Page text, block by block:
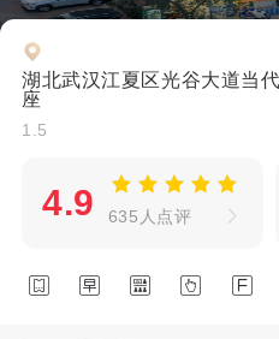
湖北武汉江夏区光谷大道当
座
1.5
4.9 635人点评
    